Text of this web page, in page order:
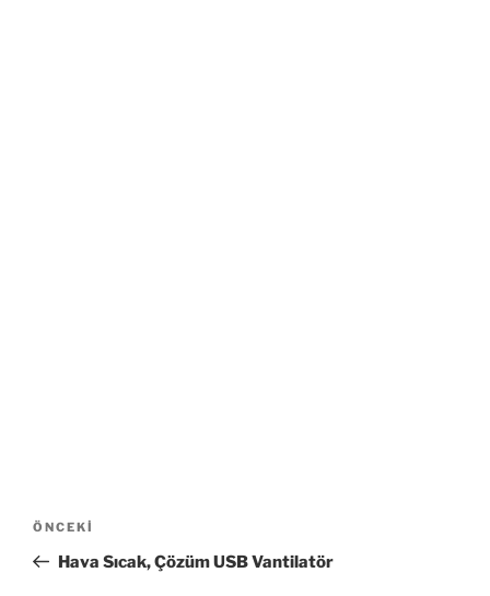
Yazı
Önceki
Yazı
ÖNCEKI
Hava Sıcak, Çözüm USB Vantilatör